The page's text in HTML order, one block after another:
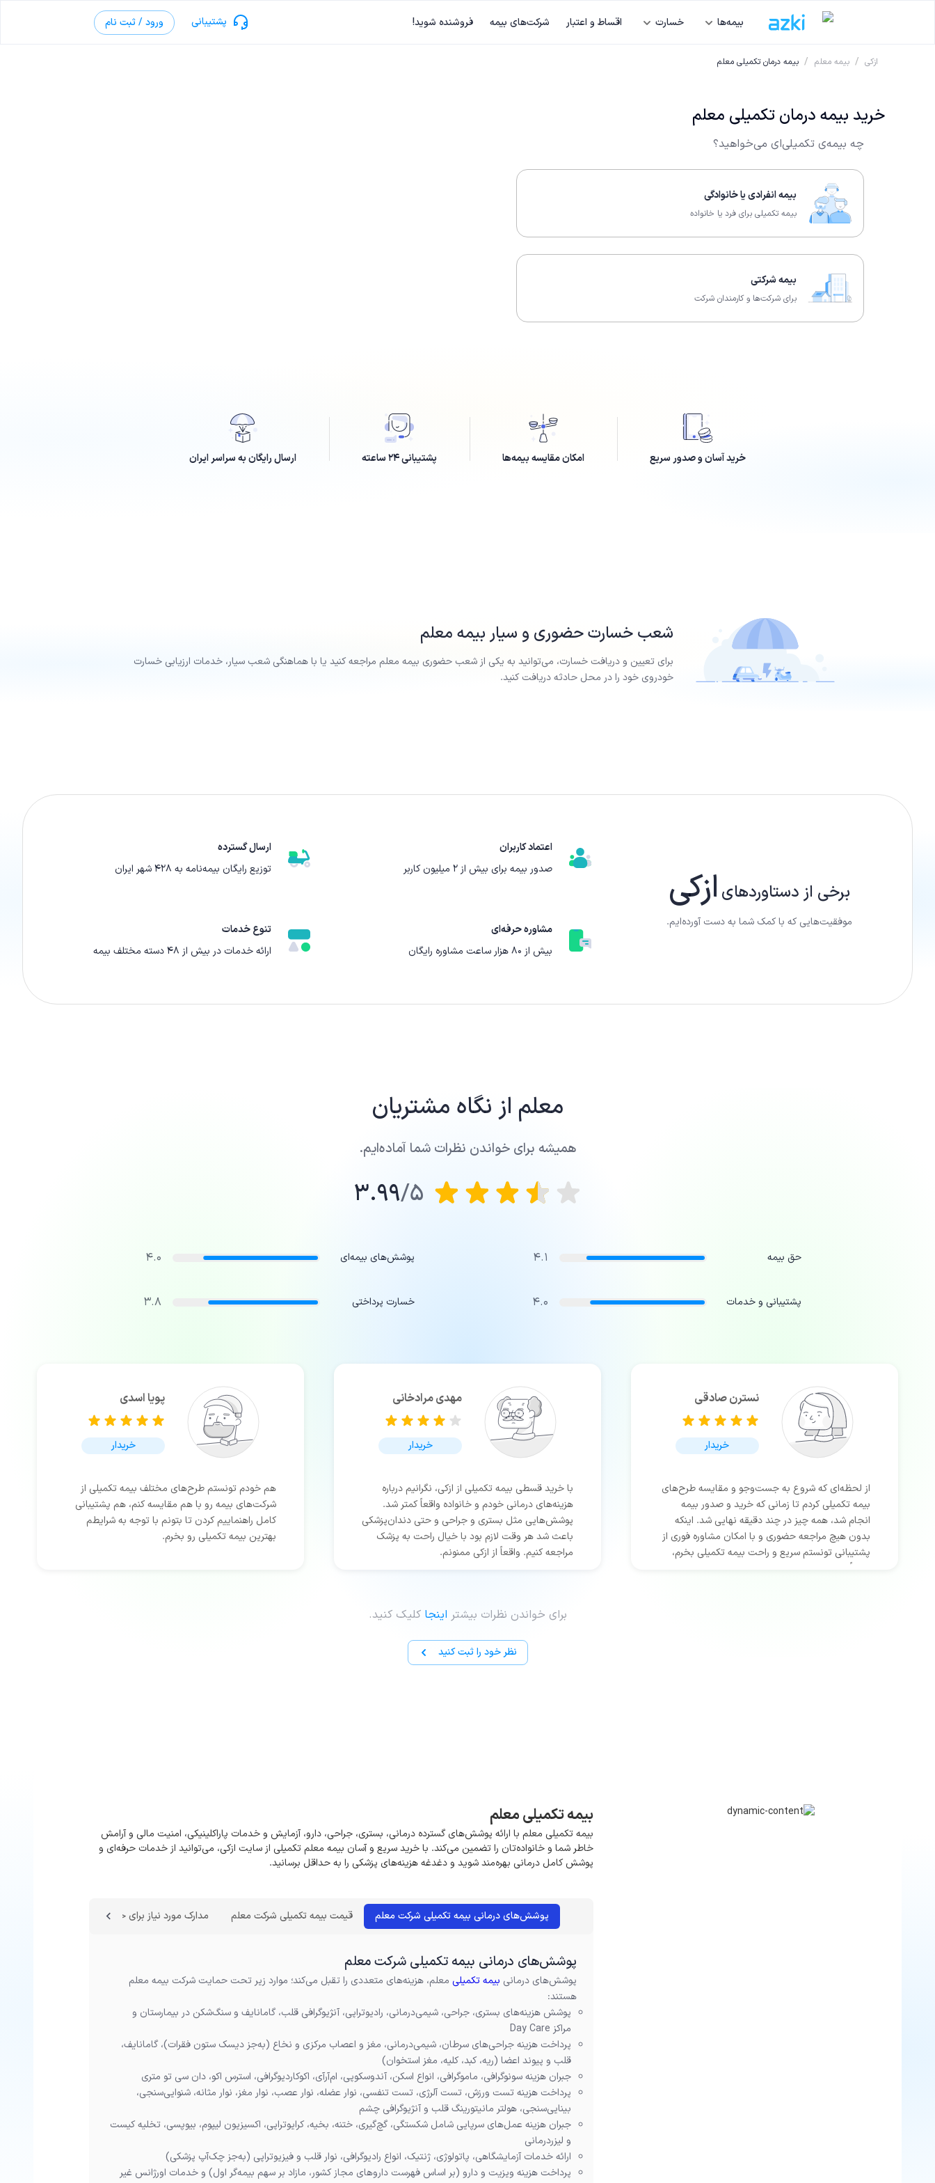
بیمه‌ها خسارت اقساط و اعتبار شرکت‌های بیمه فروشنده شوید! پشتیبانی ورود / ثبت نام
ازکی / بیمه معلم / بیمه درمان تکمیلی معلم
خرید بیمه درمان تکمیلی معلم
چه بیمه‌ی تکمیلی‌ای می‌خواهید؟
بیمه انفرادی یا خانوادگی
بیمه تکمیلی برای فرد یا خانواده
بیمه شرکتی
برای شرکت‌ها و کارمندان شرکت
خرید آسان و صدور سریع امکان مقایسه بیمه‌ها پشتیبانی ۲۴ ساعته ارسال رایگان به سراسر ایران
شعب خسارت حضوری و سیار بیمه معلم
برای تعیین و دریافت خسارت، می‌توانید به یکی از شعب حضوری بیمه معلم مراجعه کنید یا با هماهنگی شعب سیار، خدمات ارزیابی خسارت
خودروی خود را در محل حادثه دریافت کنید.
برخی از دستاورد‌های ازکی
موفقیت‌هایی که با کمک شما به دست آورده‌ایم.
اعتماد کاربران
صدور بیمه برای بیش از ۲ میلیون کاربر
ارسال گسترده
توزیع رایگان بیمه‌نامه به ۴۲۸ شهر ایران
مشاوره حرفه‌ای
بیش از ۸۰ هزار ساعت مشاوره رایگان
تنوع خدمات
ارائه‌ خدمات در بیش از ۴۸ دسته مختلف بیمه
معلم از نگاه مشتریان
همیشه برای خواندن نظرات شما آماده‌ایم.
5/
3.99
حق بیمه 4.1 پوشش‌های بیمه‌ای 4.0
پشتیبانی و خدمات 4.0 خسارت پرداختی 3.8
نسترن صادقی
خریدار
از لحظه‌ای که شروع به جست‌وجو و مقایسه طرح‌های
بیمه تکمیلی کردم تا زمانی که خرید و صدور بیمه
انجام شد، همه چیز در چند دقیقه نهایی شد. اینکه
بدون هیچ مراجعه حضوری و با امکان مشاوره فوری از
پشتیبانی تونستم سریع و راحت بیمه تکمیلی بخرم،
واقعاً تجربه ارزشمندی بود. ممنون از ازکی.
مهدی مرادخانی
خریدار
با خرید قسطی بیمه تکمیلی از ازکی، نگرانیم درباره
هزینه‌های درمانی خودم و خانواده واقعاً کمتر شد.
پوشش‌هایی مثل بستری و جراحی و حتی دندان‌پزشکی
باعث شد هر وقت لازم بود با خیال راحت به پزشک
مراجعه کنیم. واقعاً از ازکی ممنونم.
پویا اسدی
خریدار
هم خودم تونستم طرح‌های مختلف بیمه تکمیلی از
شرکت‌های بیمه رو با هم مقایسه کنم، هم پشتیبانی
کامل راهنماییم کردن تا بتونم با توجه به شرایطم
بهترین بیمه تکمیلی رو بخرم.
برای خواندن نظرات بیشتر اینجا کلیک کنید.
نظر خود را ثبت کنید
بیمه تکمیلی معلم
بیمه تکمیلی معلم با ارائه پوشش‌های گسترده درمانی، بستری، جراحی، دارو، آزمایش و خدمات پاراکلینیکی، امنیت مالی و آرامش
خاطر شما و خانواده‌تان را تضمین می‌کند. با خرید سریع و آسان بیمه معلم تکمیلی از سایت ازکی، می‌توانید از خدمات حرفه‌ای و
پوشش کامل درمانی بهره‌مند شوید و دغدغه هزینه‌های پزشکی را به حداقل برسانید.
پوشش‌های درمانی بیمه تکمیلی شرکت معلم قیمت بیمه تکمیلی شرکت معلم مدارک مورد نیاز برای خرید بیمه تکمیلی بیمه معلم
پوشش‌های درمانی بیمه تکمیلی شرکت معلم
پوشش‌های درمانی بیمه تکمیلیمعلم، هزینه‌های متعددی را تقبل می‌کند؛ موارد زیر تحت حمایت شرکت بیمه معلم
هستند:
پوشش هزینه‌های بستری، جراحی، شیمی‌درمانی، رادیوتراپی، آنژیوگرافی قلب، گامانایف و سنگ‌شکن در بیمارستان و
مراکز Day Care
پرداخت هزینه جراحی‌های سرطان، شیمی‌درمانی، مغز و اعصاب مرکزی و نخاع (به‌جز دیسک ستون فقرات)، گامانایف،
قلب و پیوند اعضا (ریه، کبد، کلیه، مغز استخوان)
جبران هزینه سونوگرافی، ماموگرافی، انواع اسکن، آندوسکوپی، ام‌آرآی، اکوکاردیوگرافی، استرس اکو، دان سی تو متری
پرداخت هزینه تست ورزش، تست آلرژی، تست تنفسی، نوار عضله، نوار عصب، نوار مغز، نوار مثانه، شنوایی‌سنجی،
بینایی‌سنجی، هولتر مانیتورینگ قلب و آنژیوگرافی چشم
جبران هزینه عمل‌های سرپایی شامل شکستگی، گچ‌گیری، ختنه، بخیه، کرایوتراپی، اکسیزیون لیپوم، بیوپسی، تخلیه کیست
و لیزردرمانی
ارائه خدمات آزمایشگاهی، پاتولوژی، ژنتیک، انواع رادیوگرافی، نوار قلب و فیزیوتراپی (به‌جز چک‌آپ پزشکی)
پرداخت هزینه ویزیت و دارو (بر اساس فهرست داروهای مجاز کشور، مازاد بر سهم بیمه‌گر اول) و خدمات اورژانس غیر